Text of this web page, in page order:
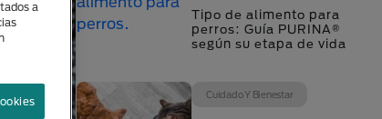
Tipo de alimento para
perros: Guía PURINA®
según su etapa de vida
Cuidado Y Bienestar
a